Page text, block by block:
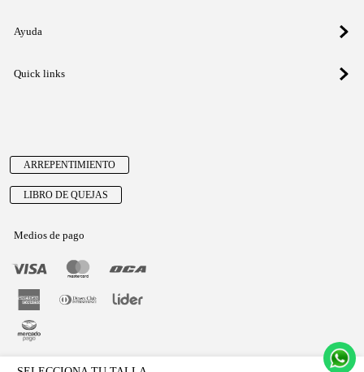
Ayuda
Quick links
ARREPENTIMIENTO
LIBRO DE QUEJAS
Medios de pago